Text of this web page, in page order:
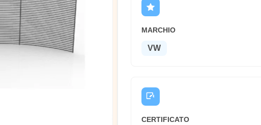
MARCHIO
VW
CERTIFICATO